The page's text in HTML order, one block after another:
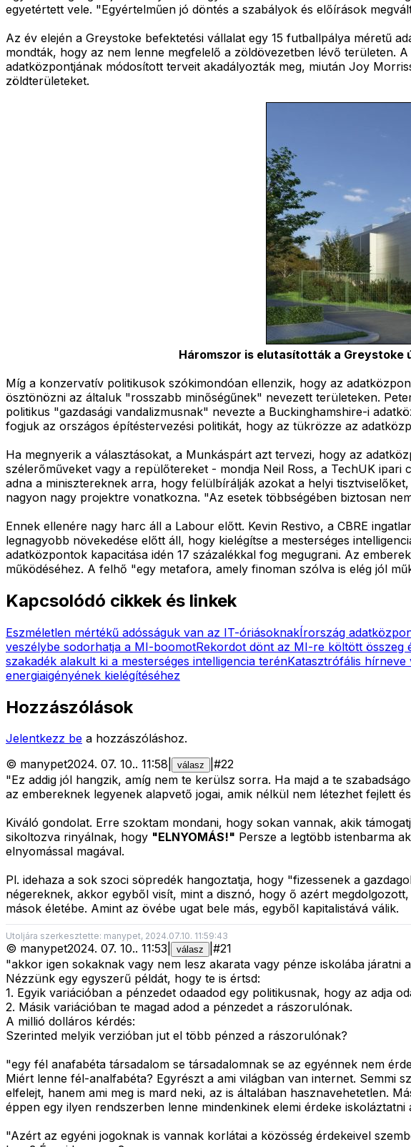
egyetértett vele. "Egyértelműen jó döntés a szabályok és előírások
Az év elején a Greystoke befektetési vállalat egy 15 futballpálya méretű
mondták, hogy az nem lenne megfelelő a zöldövezetben lévő területen.
adatközpontjának módosított terveit akadályozták meg, miután Joy
zöldterületeket.
Háromszor is elutasították a
Míg a konzervatív politikusok szókimondóan ellenzik, hogy az
ösztönözni az általuk "rosszabb minőségűnek" nevezett területeken.
politikus "gazdasági vandalizmusnak" nevezte a Buckinghamshire-i
fogjuk az országos építéstervezési politikát, hogy az tükrözze az
Ha megnyerik a választásokat, a Munkáspárt azt tervezi, hogy az
szélerőműveket vagy a repülőtereket - mondja Neil Ross, a TechUK
adna a minisztereknek arra, hogy felülbírálják azokat a helyi
nagyon nagy projektre vonatkozna. "Az esetek többségében biztosan
Ennek ellenére nagy harc áll a Labour előtt. Kevin Restivo, a CBRE
legnagyobb növekedése előtt áll, hogy kielégítse a mesterséges
adatközpontok kapacitása idén 17 százalékkal fog megugrani. Az
működéséhez. A felhő "egy metafora, amely finoman szólva is elég jól
Kapcsolódó cikkek és linkek
Eszméletlen mértékű adósságuk van az IT-óriásoknakÍrország
veszélybe sodorhatja a MI-boomotRekordot dönt az MI-re költött összeg
szakadék alakult ki a mesterséges intelligencia terénKatasztrófális
energiaigényének kielégítéséhez
Hozzászólások
Jelentkezz be a hozzászóláshoz.
© manypet2024. 07. 10.. 11:58 válasz #22
"Ez addig jól hangzik, amíg nem te kerülsz sorra. Ha majd a te
az embereknek legyenek alapvető jogai, amik nélkül nem létezhet fejlett
Kiváló gondolat. Erre szoktam mondani, hogy sokan vannak, akik
sikoltozva rinyálnak, hogy "ELNYOMÁS!" Persze a legtöbb istenbarma
elnyomással magával.
Pl. idehaza a sok szoci söpredék hangoztatja, hogy "fizessenek a
négereknek, akkor egyből visít, mint a disznó, hogy ő azért
mások életébe. Amint az övébe ugat bele más, egyből kapitalistává válik.
Utoljára szerkesztette: manypet, 2024.07.10. 11:59:43
© manypet2024. 07. 10.. 11:53 válasz #21
"akkor igen sokaknak vagy nem lesz akarata vagy pénze iskolába járatni
Nézzünk egy egyszerű példát, hogy te is értsd:
1. Egyik variációban a pénzedet odaadod egy politikusnak, hogy az adja
2. Másik variációban te magad adod a pénzedet a rászorulónak.
A millió dolláros kérdés:
Szerinted melyik verzióban jut el több pénzed a rászorulónak?
"egy fél anafabéta társadalom se társadalomnak se az egyénnek nem
Miért lenne fél-analfabéta? Egyrészt a ami világban van internet. Semmi
elfelejt, hanem ami meg is mard neki, az is általában hasznavehetetlen.
éppen egy ilyen rendszerben lenne mindenkinek elemi érdeke
"Azért az egyéni jogoknak is vannak korlátai a közösség érdekeivel